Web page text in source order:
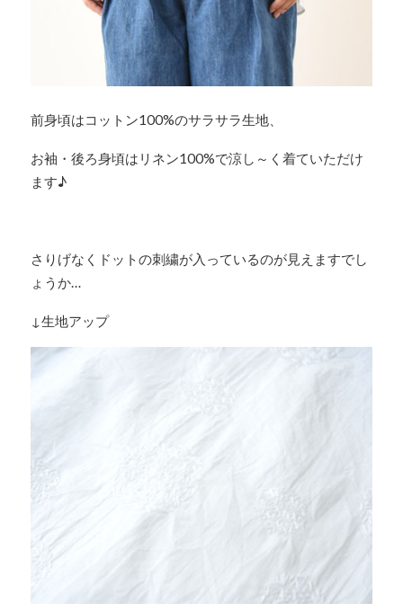
前身頃はコットン100%のサラサラ生地、
お袖・後ろ身頃はリネン100%で涼し～く着ていただけ
ます♪
さりげなくドットの刺繍が入っているのが見えますでし
ょうか…
↓生地アップ